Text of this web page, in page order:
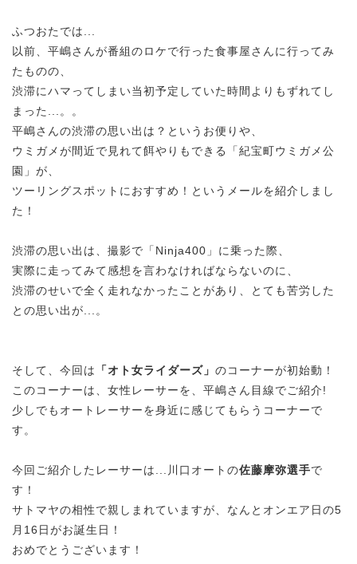
ふつおたでは...
以前、平嶋さんが番組のロケで行った食事屋さんに行ってみ
たものの、
渋滞にハマってしまい当初予定していた時間よりもずれてし
まった...。。
平嶋さんの渋滞の思い出は？というお便りや、
ウミガメが間近で見れて餌やりもできる「紀宝町ウミガメ公
園」が、
ツーリングスポットにおすすめ！というメールを紹介しまし
た！
渋滞の思い出は、撮影で「Ninja400」に乗った際、
実際に走ってみて感想を言わなければならないのに、
渋滞のせいで全く走れなかったことがあり、とても苦労した
との思い出が...。
そして、今回は 「オト女ライダーズ」 のコーナーが初始動！
このコーナーは、女性レーサーを、平嶋さん目線でご紹介!
少しでもオートレーサーを身近に感じてもらうコーナーで
す。
今回ご紹介したレーサーは...川口オートの佐藤摩弥選手で
す！
サトマヤの相性で親しまれていますが、なんとオンエア日の5
月16日がお誕生日！
おめでとうございます！